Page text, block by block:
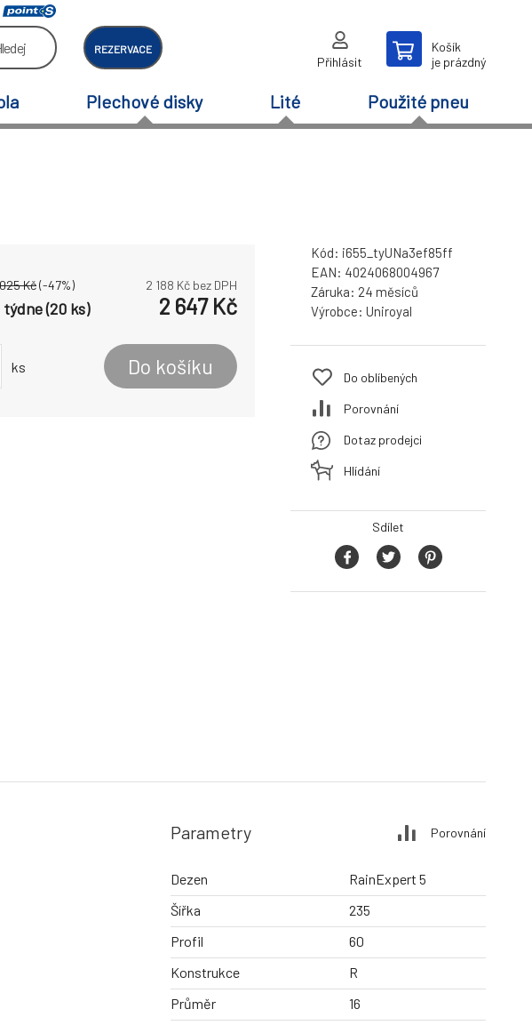
REZERVACE
Přihlásit
Košík
je prázdný
Plechové disky Lité Použité pneu
Kč(-47%) 2 188 Kč bez DPH
(20 ks) 2 647Kč
ks Do košíku
Kód: i655_tyUNa3ef85ff
EAN: 4024068004967
Záruka: 24 měsíců
Výrobce: Uniroyal
Do oblíbených
Porovnání
Dotaz prodejci
Hlídání
Sdílet
Parametry Porovnání
Dezen
RainExpert 5
Šířka
235
Profil
60
Konstrukce
R
Průměr
16